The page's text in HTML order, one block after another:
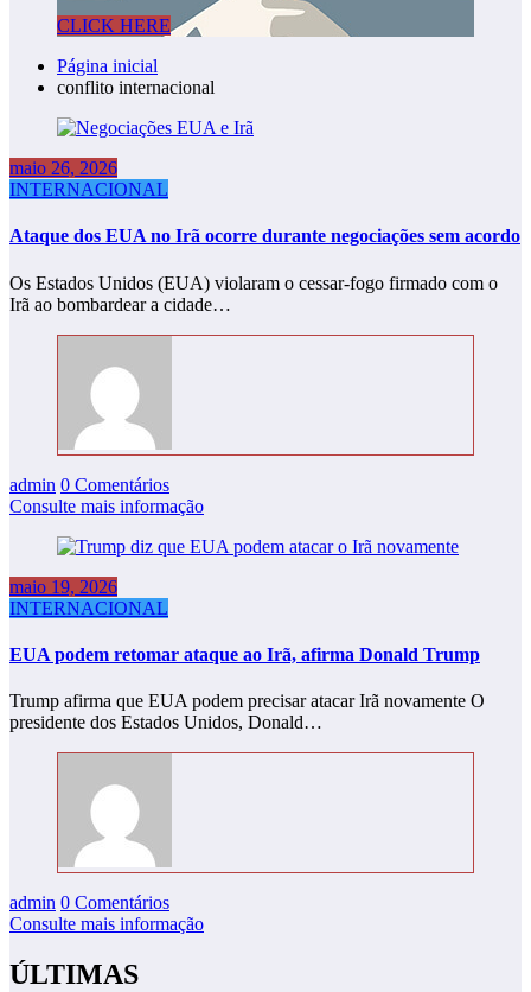
CLICK HERE
Página inicial
conflito internacional
maio 26, 2026
INTERNACIONAL
Ataque dos EUA no Irã ocorre durante negociações sem acordo
Os Estados Unidos (EUA) violaram o cessar-fogo firmado com o
Irã ao bombardear a cidade…
admin 0 Comentários
Consulte mais informação
maio 19, 2026
INTERNACIONAL
EUA podem retomar ataque ao Irã, afirma Donald Trump
Trump afirma que EUA podem precisar atacar Irã novamente O
presidente dos Estados Unidos, Donald…
admin 0 Comentários
Consulte mais informação
ÚLTIMAS